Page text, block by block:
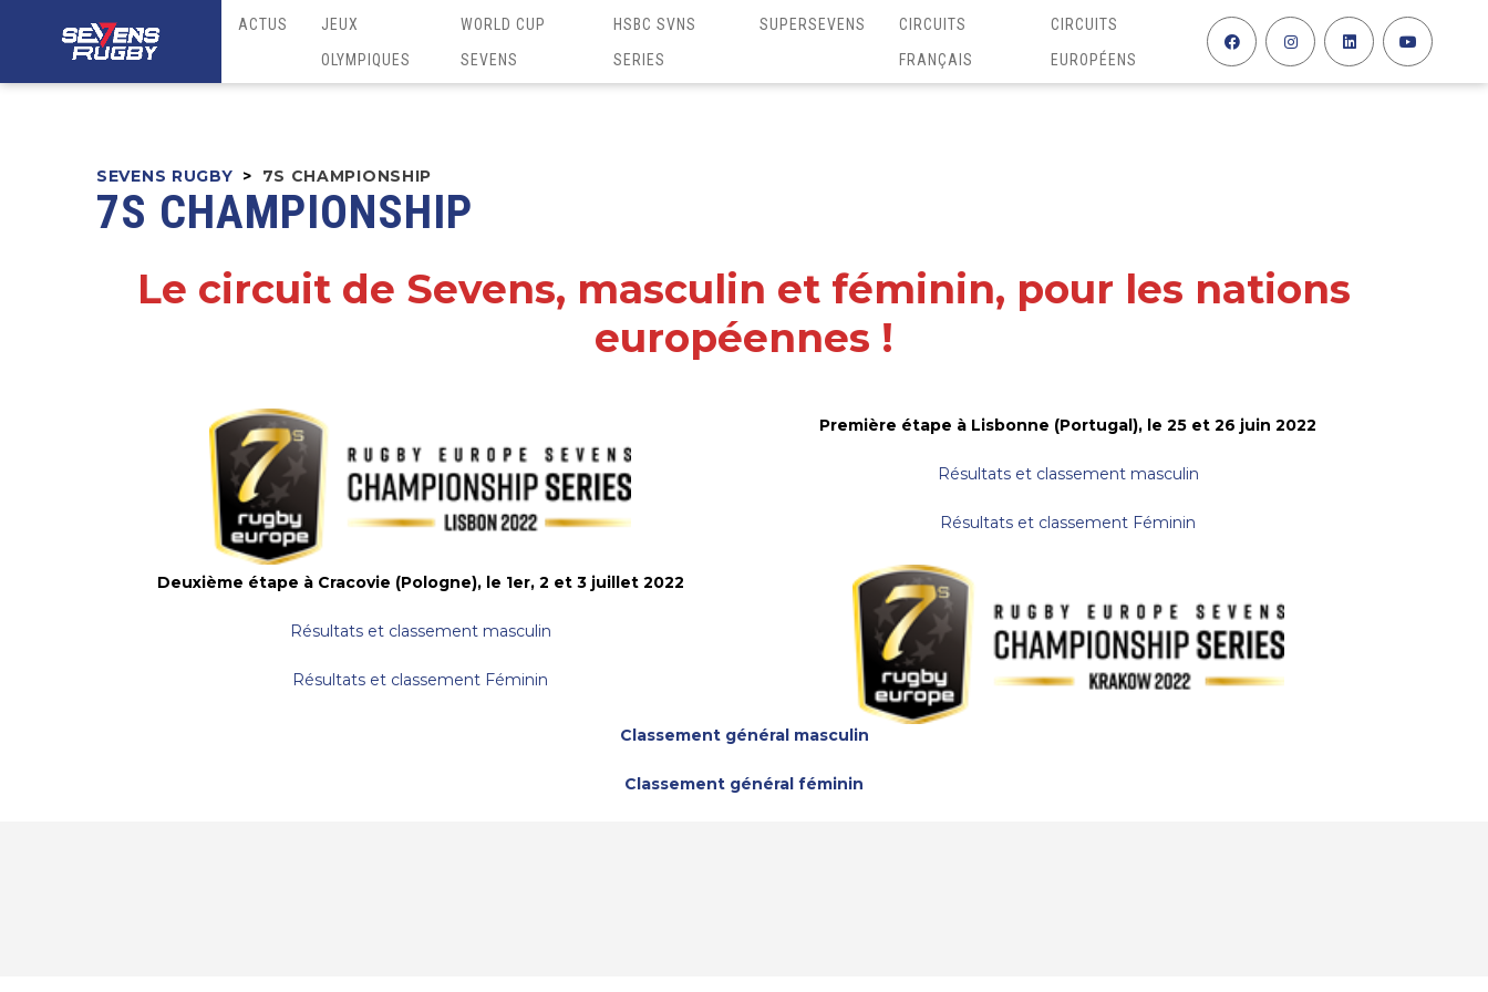
ACTUS
JEUX
OLYMPIQUES
WORLD CUP
SEVENS
HSBC SVNS
SERIES
SUPERSEVENS
CIRCUITS
FRANÇAIS
CIRCUITS
EUROPÉENS
SEVENS RUGBY > 7S CHAMPIONSHIP
7S CHAMPIONSHIP
Le circuit de Sevens, masculin et féminin, pour les nations
européennes !
Première étape à Lisbonne (Portugal), le 25 et 26 juin 2022
Résultats et classement masculin
Résultats et classement Féminin
Deuxième étape à Cracovie (Pologne), le 1er, 2 et 3 juillet 2022
Résultats et classement masculin
Résultats et classement Féminin
Classement général masculin
Classement général féminin